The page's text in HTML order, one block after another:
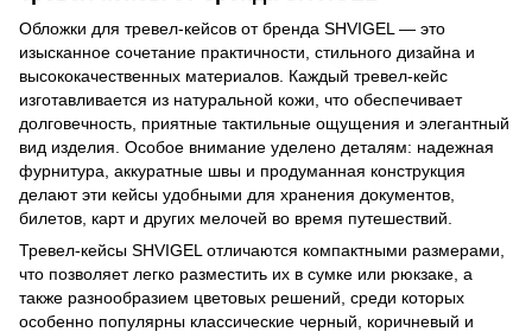
Обложки для тревел-кейсов от бренда SHVIGEL — это
изысканное сочетание практичности, стильного дизайна и
высококачественных материалов. Каждый тревел-кейс
изготавливается из натуральной кожи, что обеспечивает
долговечность, приятные тактильные ощущения и элегантный
вид изделия. Особое внимание уделено деталям: надежная
фурнитура, аккуратные швы и продуманная конструкция
делают эти кейсы удобными для хранения документов,
билетов, карт и других мелочей во время путешествий.
Тревел-кейсы SHVIGEL отличаются компактными размерами,
что позволяет легко разместить их в сумке или рюкзаке, а
также разнообразием цветовых решений, среди которых
особенно популярны классические черный, коричневый и